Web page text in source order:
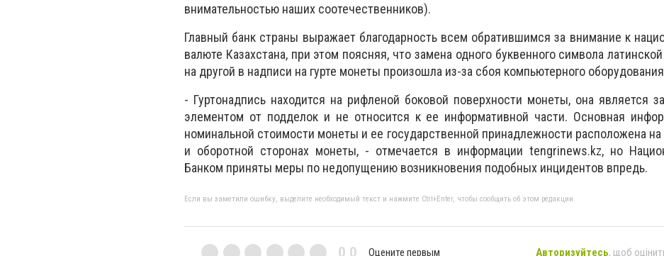
внимательностью наших соотечественников).
Главный банк страны выражает благодарность всем обратившимся за внимание к
валюте Казахстана, при этом поясняя, что замена одного буквенного символа
на другой в надписи на гурте монеты произошла из-за сбоя компьютерного
- Гуртонадпись находится на рифленой боковой поверхности монеты, она является
элементом от подделок и не относится к ее информативной части. Основная
номинальной стоимости монеты и ее государственной принадлежности расположена на
и оборотной сторонах монеты, - отмечается в информации tengrinews.kz, но
Банком приняты меры по недопущению возникновения подобных инцидентов впредь.
Если вы заметили ошибку, выделите необходимый текст и нажмите Ctrl+Enter, чтобы сообщить об этом редакции
0,0 Оцените первым Авторизуйтесь, щоб